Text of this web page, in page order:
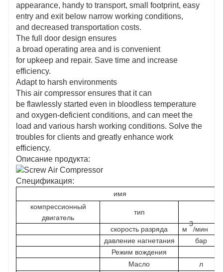
appearance, handy to transport, small footprint, easy
entry and exit below narrow working conditions,
and decreased transportation costs.
The full door design ensures
a broad operating area and is convenient
for upkeep and repair. Save time and increase
efficiency.
Adapt to harsh environments
This air compressor ensures that it can
be flawlessly started even in bloodless temperature
and oxygen-deficient conditions, and can meet the
load and various harsh working conditions. Solve the
troubles for clients and greatly enhance work
efficiency.
Описание продукта:
Спецификация:
имя
компрессионный
двигатель
тип
скорость разряда м
3
/мин
давление нагнетания
бар
Режим вождения
Масло
л